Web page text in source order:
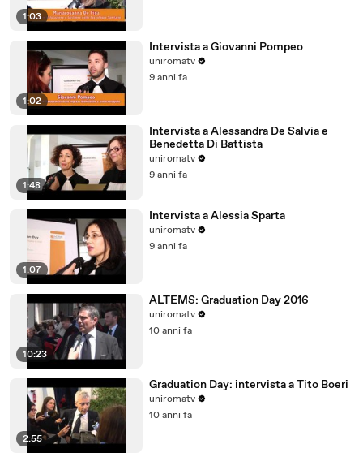
1:03
1:02
Intervista a Giovanni Pompeo
uniromatv
9 anni fa
1:48
Intervista a Alessandra De Salvia e
Benedetta Di Battista
uniromatv
9 anni fa
1:07
Intervista a Alessia Sparta
uniromatv
9 anni fa
10:23
ALTEMS: Graduation Day 2016
uniromatv
10 anni fa
2:55
Graduation Day: intervista a Tito Boeri
uniromatv
10 anni fa